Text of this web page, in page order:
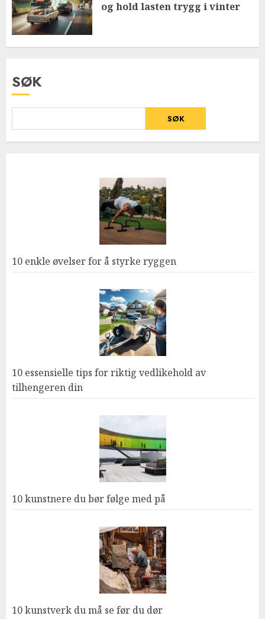
og hold lasten trygg i vinter
SØK
SØK
10 enkle øvelser for å styrke ryggen
10 essensielle tips for riktig vedlikehold av
tilhengeren din
10 kunstnere du bør følge med på
10 kunstverk du må se før du dør